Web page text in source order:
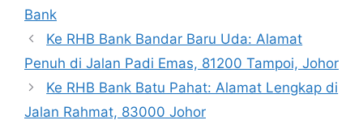
Bank
Ke RHB Bank Bandar Baru Uda: Alamat
Penuh di Jalan Padi Emas, 81200 Tampoi, Johor
Ke RHB Bank Batu Pahat: Alamat Lengkap di
Jalan Rahmat, 83000 Johor